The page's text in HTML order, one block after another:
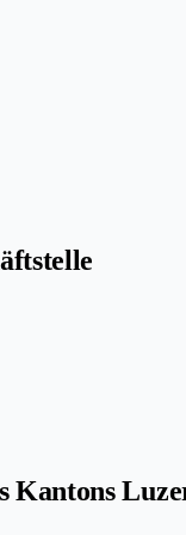
Kantons